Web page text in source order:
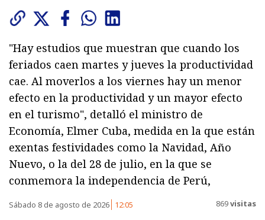
"Hay estudios que muestran que cuando los
feriados caen martes y jueves la productividad
cae. Al moverlos a los viernes hay un menor
efecto en la productividad y un mayor efecto
en el turismo", detalló el ministro de
Economía, Elmer Cuba, medida en la que están
exentas festividades como la Navidad, Año
Nuevo, o la del 28 de julio, en la que se
conmemora la independencia de Perú,
Sábado 8 de agosto de 2026 12:05 869visitas